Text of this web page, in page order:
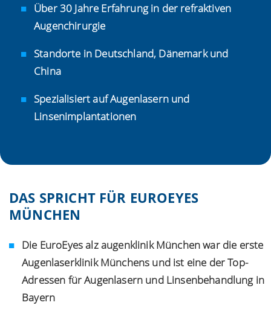
Über 30 Jahre Erfahrung in der refraktiven
Augenchirurgie
Standorte in Deutschland, Dänemark und
China
Spezialisiert auf Augenlasern und
Linsenimplantationen
DAS SPRICHT FÜR EUROEYES
MÜNCHEN
Die EuroEyes alz augenklinik München war die erste
Augenlaserklinik Münchens und ist eine der Top-
Adressen für Augenlasern und Linsenbehandlung in
Bayern